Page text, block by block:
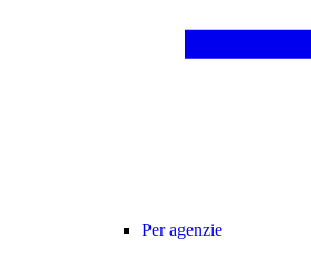
Per agenzie